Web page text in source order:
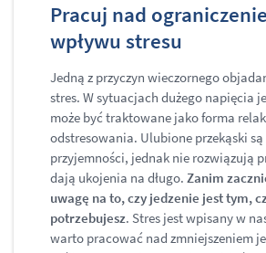
Pracuj nad
wpływu stresu
Jedną z przyczyn wieczornego
stres. W sytuacjach dużego napięcia
może być traktowane jako forma
odstresowania. Ulubione przekąski są
przyjemności, jednak nie rozwiązują
dają ukojenia na długo. Zanim
uwagę na to, czy jedzenie jest tym,
potrzebujesz. Stres jest wpisany w
warto pracować nad zmniejszeniem